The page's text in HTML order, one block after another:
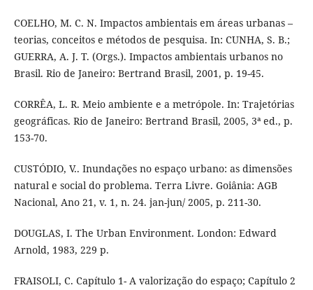
COELHO, M. C. N. Impactos ambientais em áreas urbanas –
teorias, conceitos e métodos de pesquisa. In: CUNHA, S. B.;
GUERRA, A. J. T. (Orgs.). Impactos ambientais urbanos no
Brasil. Rio de Janeiro: Bertrand Brasil, 2001, p. 19-45.
CORRÊA, L. R. Meio ambiente e a metrópole. In: Trajetórias
geográficas. Rio de Janeiro: Bertrand Brasil, 2005, 3ª ed., p.
153-70.
CUSTÓDIO, V.. Inundações no espaço urbano: as dimensões
natural e social do problema. Terra Livre. Goiânia: AGB
Nacional, Ano 21, v. 1, n. 24. jan-jun/ 2005, p. 211-30.
DOUGLAS, I. The Urban Environment. London: Edward
Arnold, 1983, 229 p.
FRAISOLI, C. Capítulo 1- A valorização do espaço; Capítulo 2